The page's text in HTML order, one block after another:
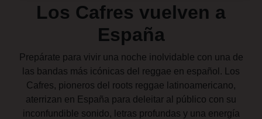
Los Cafres vuelven a
España
Prepárate para vivir una noche inolvidable con una de
las bandas más icónicas del reggae en español. Los
Cafres, pioneros del roots reggae latinoamericano,
aterrizan en España para deleitar al público con su
inconfundible sonido, letras profundas y una energía